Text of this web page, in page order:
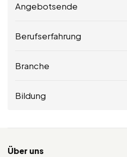
Angebotsende
Berufserfahrung
Branche
Bildung
Über uns